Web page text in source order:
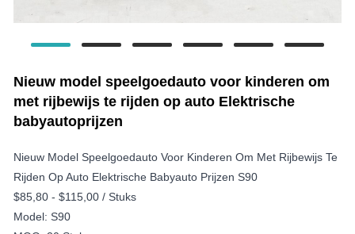
Nieuw model speelgoedauto voor kinderen om
met rijbewijs te rijden op auto Elektrische
babyautoprijzen
Nieuw Model Speelgoedauto Voor Kinderen Om Met Rijbewijs Te
Rijden Op Auto Elektrische Babyauto Prijzen S90
$85,80 - $115,00 / Stuks
Model: S90